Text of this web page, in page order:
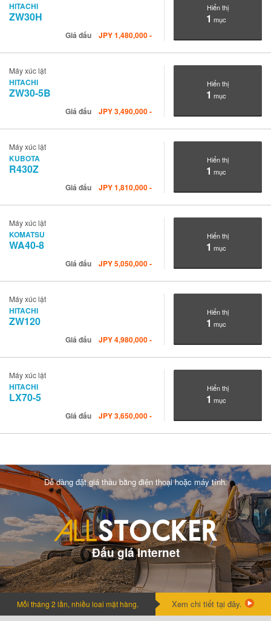
HITACHI
ZW30H
Giá đấu JPY1,480,000-
Hiển thị
1 mục
Máy xúc lật
HITACHI
ZW30-5B
Giá đấu JPY3,490,000-
Hiển thị
1 mục
Máy xúc lật
KUBOTA
R430Z
Giá đấu JPY1,810,000-
Hiển thị
1 mục
Máy xúc lật
KOMATSU
WA40-8
Giá đấu JPY5,050,000-
Hiển thị
1 mục
Máy xúc lật
HITACHI
ZW120
Giá đấu JPY4,980,000-
Hiển thị
1 mục
Máy xúc lật
HITACHI
LX70-5
Giá đấu JPY3,650,000-
Hiển thị
1 mục
Dễ dàng đặt giá thầu bằng điện thoại hoặc máy tính.
Đấu giá internet
Mỗi tháng 2 lần, nhiều loai mặt hàng. Xem chi tiết tại đây.